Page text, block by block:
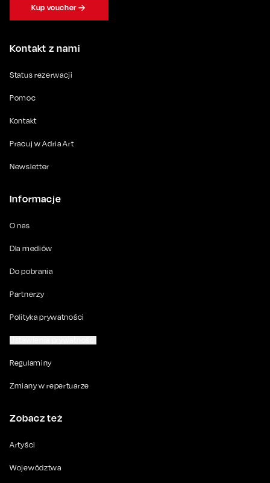
Kontakt z nami
Status rezerwacji
Pomoc
Kontakt
Pracuj w Adria Art
Newsletter
Informacje
O nas
Dla mediów
Do pobrania
Partnerzy
Polityka prywatności
Regulaminy
Zmiany w repertuarze
Zobacz też
Artyści
Województwa
Kup voucher